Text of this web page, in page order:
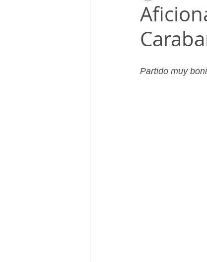
Cadete_Masculino Club
Partido muy